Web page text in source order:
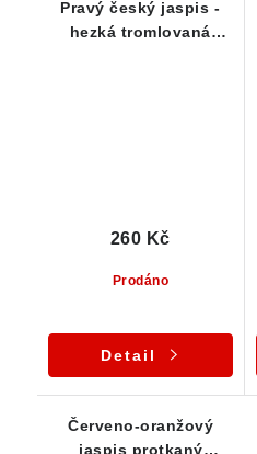
Pravý český jaspis -
hezká tromlovaná
Prodáno
260 Kč
Detail
Červeno-oranžový
jaspis protkaný